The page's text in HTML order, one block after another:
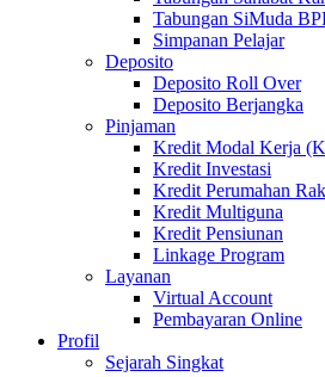
Tabungan SiMuda
Simpanan Pelajar
Deposito
Deposito Roll Over
Deposito Berjangka
Pinjaman
Kredit Modal Kerja
Kredit Investasi
Kredit Perumahan
Kredit Multiguna
Kredit Pensiunan
Linkage Program
Layanan
Virtual Account
Pembayaran Online
Profil
Sejarah Singkat